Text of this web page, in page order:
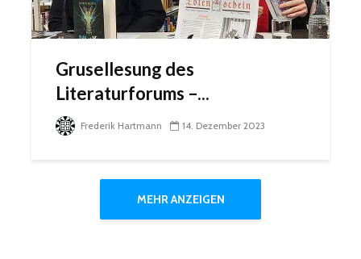
Grusellesung des
Literaturforums –...
Frederik Hartmann 14. Dezember 2023
MEHR ANZEIGEN